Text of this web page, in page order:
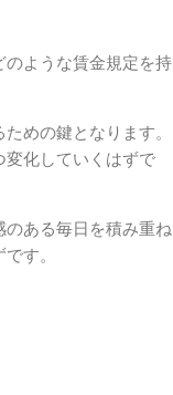
ような賃金規定を持
めの鍵となります。
変化していくはずで
ある毎日を積み重ね
す。